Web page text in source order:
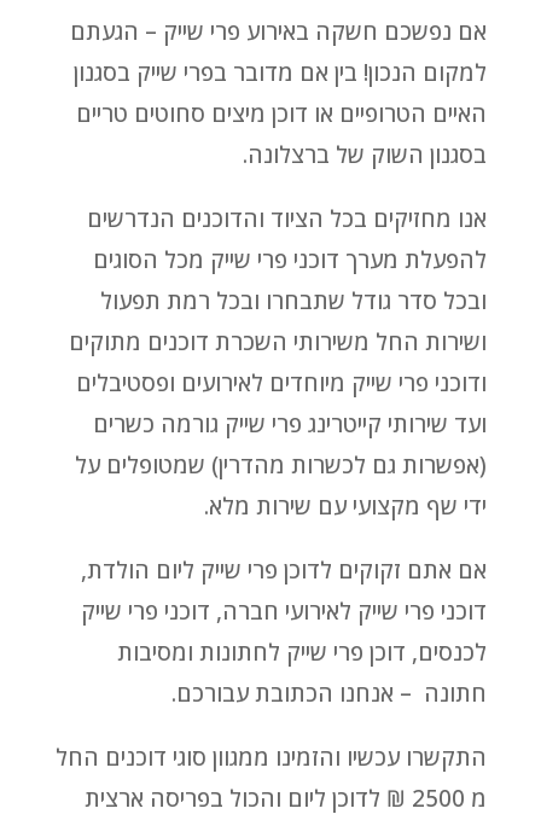
אם נפשכם חשקה באירוע פרי שייק – הגעתם
למקום הנכון! בין אם מדובר בפרי שייק בסגנון
האיים הטרופיים או דוכן מיצים סחוטים טריים
בסגנון השוק של ברצלונה.
אנו מחזיקים בכל הציוד והדוכנים הנדרשים
להפעלת מערך דוכני פרי שייק מכל הסוגים
ובכל סדר גודל שתבחרו ובכל רמת תפעול
ושירות החל משירותי השכרת דוכנים מתוקים
ודוכני פרי שייק מיוחדים לאירועים ופסטיבלים
ועד שירותי קייטרינג פרי שייק גורמה כשרים
(אפשרות גם לכשרות מהדרין) שמטופלים על
ידי שף מקצועי עם שירות מלא.
אם אתם זקוקים לדוכן פרי שייק ליום הולדת,
דוכני פרי שייק לאירועי חברה, דוכני פרי שייק
לכנסים, דוכן פרי שייק לחתונות ומסיבות
חתונה – אנחנו הכתובת עבורכם.
התקשרו עכשיו והזמינו ממגוון סוגי דוכנים החל
מ 2500 ₪ לדוכן ליום והכול בפריסה ארצית